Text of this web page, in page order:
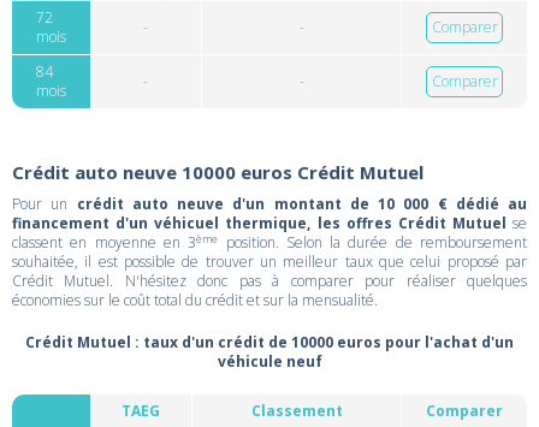
72
mois
- - Comparer
84
mois
- - Comparer
Crédit auto neuve 10000 euros Crédit Mutuel
Pour un crédit auto neuve d'un montant de 10 000 € dédié au
financement d'un véhicuel thermique, les offres Crédit Mutuel se
classent en moyenne en 3ème
position. Selon la durée de remboursement
souhaitée, il est possible de trouver un meilleur taux que celui proposé par
Crédit Mutuel. N'hésitez donc pas à comparer pour réaliser quelques
économies sur le coût total du crédit et sur la mensualité.
Crédit Mutuel : taux d'un crédit de 10000 euros pour l'achat d'un
véhicule neuf
TAEG Classement Comparer